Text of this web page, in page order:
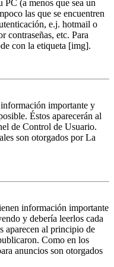
PC (a menos que sea un
las que se encuentren
e.j. hotmail o
contraseñas, etc. Para
con la etiqueta [img].
importante y
Éstos aparecerán al
de Control de Usuario.
son otorgados por La
información importante
y debería leerlos cada
aparecen al principio de
Como en los
anuncios son otorgados